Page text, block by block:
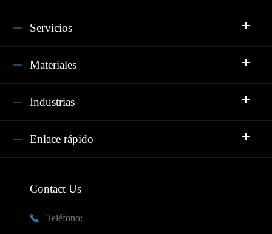
Servicios
Materiales
Industrias
Enlace rápido
Contact Us

Teléfono: